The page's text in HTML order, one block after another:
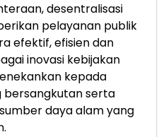
desentralisasi
pelayanan publik
efektif, efisien dan
inovasi kebijakan
kepada
bersangkutan serta
daya alam yang